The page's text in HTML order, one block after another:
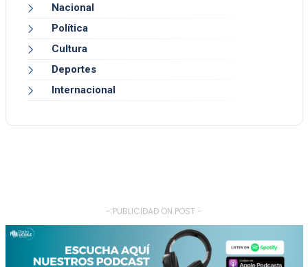
Nacional
Política
Cultura
Deportes
Internacional
- PUBLICIDAD ON POST -